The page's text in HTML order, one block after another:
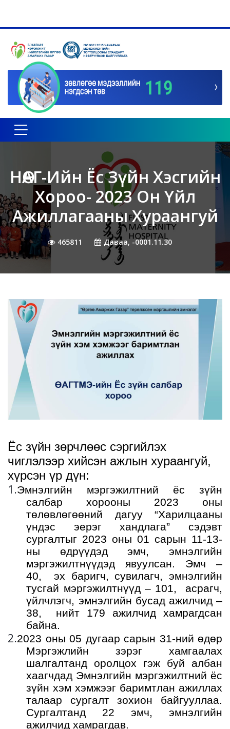
Toggle navigation
НӨАГ-Ийн Ёс Зүйн Хэсгийн
Хороо- 2023 Он Үйл
Ажиллагааны Хураангуй
465811 Даваа, -0001.11.30
Ёс зүйн зөрчлөөс сэргийлэх
чиглэлээр хийсэн ажлын хураангуй,
хүрсэн үр дүн:
1.Эмнэлгийн мэргэжилтний ёс зүйн
салбар хорооны 2023 оны
төлөвлөгөөний дагуу “Харилцааны
үндэс эерэг хандлага” сэдэвт
сургалтыг 2023 оны 01 сарын 11-13-
ны өдрүүдэд эмч, эмнэлгийн
мэргэжилтнүүдэд явуулсан. Эмч –
40, эх баригч, сувилагч, эмнэлгийн
тусгай мэргэжилтнүүд – 101, асрагч,
үйлчлэгч, эмнэлгийн бусад ажилчид –
38, нийт 179 ажилчид хамрагдсан
байна.
2.2023 оны 05 дугаар сарын 31-ний өдөр
Мэргэжлийн зэрэг хамгаалах
шалгалтанд оролцох гэж буй албан
хаагчдад Эмнэлгийн мэргэжилтний ёс
зүйн хэм хэмжээг баримтлан ажиллах
талаар сургалт зохион байгууллаа.
Сургалтанд 22 эмч, эмнэлгийн
ажилчид хамрагдав.